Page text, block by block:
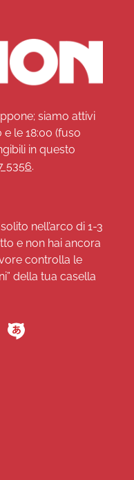
siamo attivi
e le 18:00 (fuso
in questo
5356.
nell’arco di 1-3
e non hai ancora
controlla le
della tua casella